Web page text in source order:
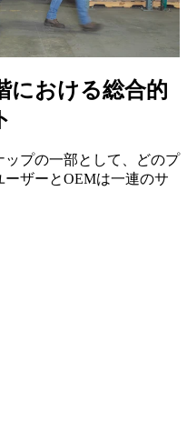
における総合的
プの一部として、どのプ
ザーとOEMは一連のサ